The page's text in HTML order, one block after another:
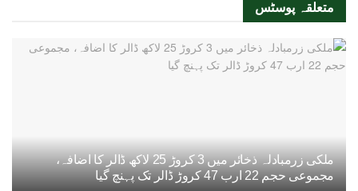
متعلقہ پوسٹس
ملکی زرمبادلہ ذخائر میں 3 کروڑ 25 لاکھ ڈالر کا اضافہ،
مجموعی حجم 22 ارب 47 کروڑ ڈالر تک پہنچ گیا